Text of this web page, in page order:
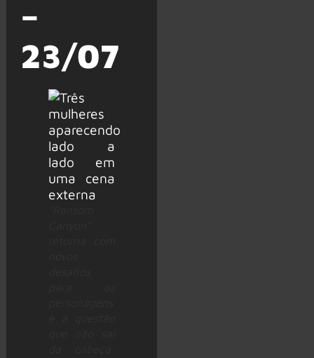
–
23/07